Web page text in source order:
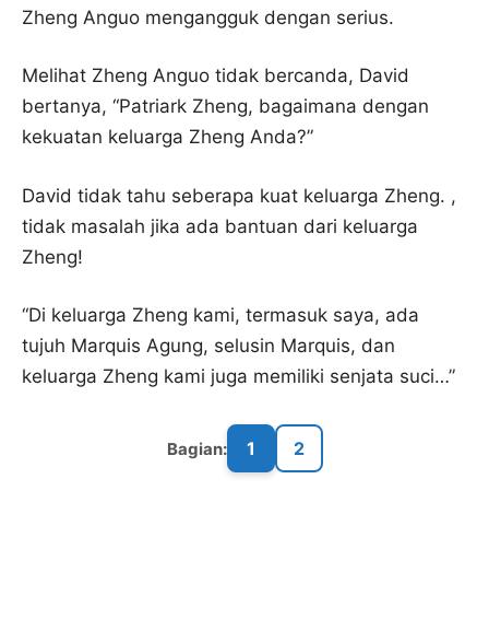
Zheng Anguo mengangguk dengan serius.
Melihat Zheng Anguo tidak bercanda, David
bertanya, “Patriark Zheng, bagaimana dengan
kekuatan keluarga Zheng Anda?”
David tidak tahu seberapa kuat keluarga Zheng. ,
tidak masalah jika ada bantuan dari keluarga
Zheng!
“Di keluarga Zheng kami, termasuk saya, ada
tujuh Marquis Agung, selusin Marquis, dan
keluarga Zheng kami juga memiliki senjata suci…”
Bagian: 1 2